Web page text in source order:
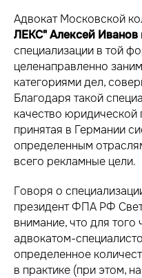
Адвокат Московской
ЛЕКС" Алексей Иванов
специализации в той
целенаправленно
категориями дел,
Благодаря такой
качество
принятая в Германии
определенным
всего рекламные цели.
Говоря о
президент ФПА РФ
внимание, что для того
адвокатом-
определенное
в практике (при этом,